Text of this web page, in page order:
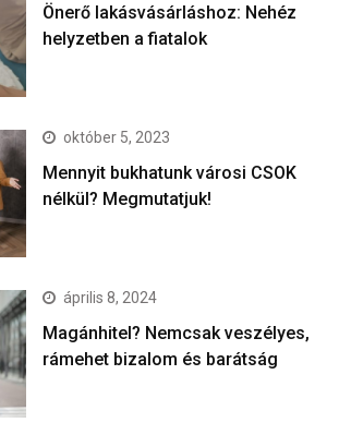
Önerő lakásvásárláshoz: Nehéz
helyzetben a fiatalok
október 5, 2023
Mennyit bukhatunk városi CSOK
nélkül? Megmutatjuk!
április 8, 2024
Magánhitel? Nemcsak veszélyes,
rámehet bizalom és barátság